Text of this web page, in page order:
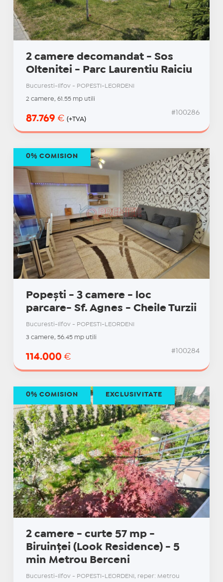
2 camere decomandat - Sos
Oltenitei - Parc Laurentiu Raiciu
Bucuresti-Ilfov - POPESTI-LEORDENI
2 camere, 61.55 mp utili
87.769 € (+TVA)
#100286
Popești - 3 camere - loc
parcare- Sf. Agnes - Cheile Turzii
Bucuresti-Ilfov - POPESTI-LEORDENI
3 camere, 56.45 mp utili
114.000 €
#100284
0% COMISION
2 camere - curte 57 mp -
Biruinței (Look Residence) - 5
min Metrou Berceni
Bucuresti-Ilfov - POPESTI-LEORDENI, reper: Metrou
0% COMISION EXCLUSIVITATE